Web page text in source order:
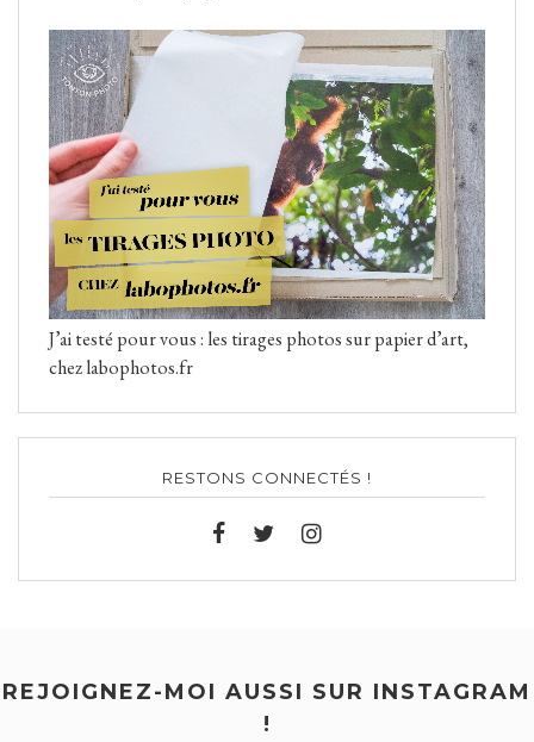
J’ai testé pour vous : les tirages photos sur papier d’art,
chez labophotos.fr
RESTONS CONNECTÉS !
REJOIGNEZ-MOI AUSSI SUR INSTAGRAM
!